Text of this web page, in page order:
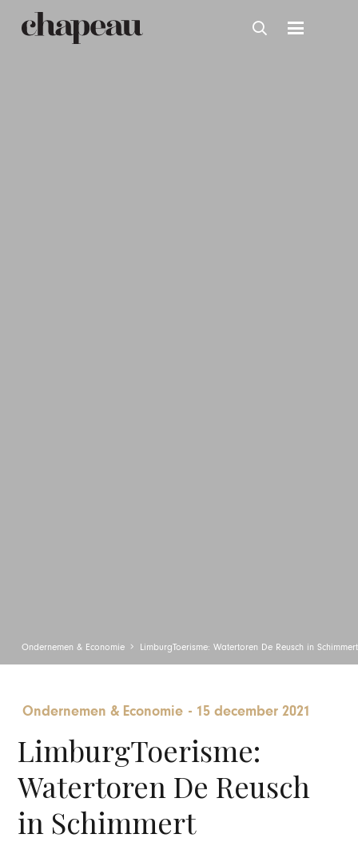
Ondernemen & Economie LimburgToerisme: Watertoren De Reusch in Schimmert
Ondernemen & Economie - 15 december 2021
LimburgToerisme:
Watertoren De Reusch
in Schimmert